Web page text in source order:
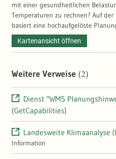
mit einer gesundheitlichen
Temperaturen zu rechnen? Auf der
basiert eine hochaufgelöste
die diese klimatischen Belastungs-
identifiziert. Anhand der
Regional- und Stadtplanung als
Handlungspotentiale oder zur
Siedlungs- bzw.
Kartenansicht öffnen
Weitere Verweise (2)
Dienst "WMS
(GetCapabilities)
Landesweite Klimaanalyse
Information